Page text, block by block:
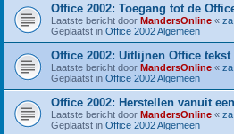
Office 2002: Toegang tot de
Laatste bericht door MandersOnline «
Geplaatst in Office 2002 Algemeen
Office 2002: Uitlijnen Office tekst
Laatste bericht door MandersOnline «
Geplaatst in Office 2002 Algemeen
Office 2002: Herstellen vanuit
Laatste bericht door MandersOnline «
Geplaatst in Office 2002 Algemeen